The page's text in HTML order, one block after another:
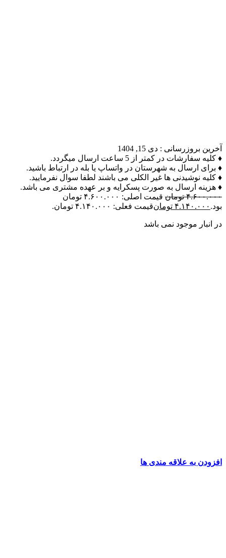
آخرین بروزرسانی : دی 15, 1404
♦ کلیه سفارشات در کمتر از 5 ساعت ارسال میگردد.
♦ برای ارسال به شهرستان در واتساپ یا بله در ارتباط باشید.
♦ کلیه نوشیدنی ها غیر الکلی می باشند لطفا سوال نفرمایید.
♦ هزینه ارسال به صورت پسکرایه و بر عهده مشتری می باشد.
۴.۶۰۰.۰۰۰ تومان
قیمت اصلی: ۴.۶۰۰.۰۰۰ تومان
بود. ۴.۱۴۰.۰۰۰ تومانقیمت فعلی: ۴.۱۴۰.۰۰۰ تومان.
در انبار موجود نمی باشد
افزودن به علاقه مندی ها